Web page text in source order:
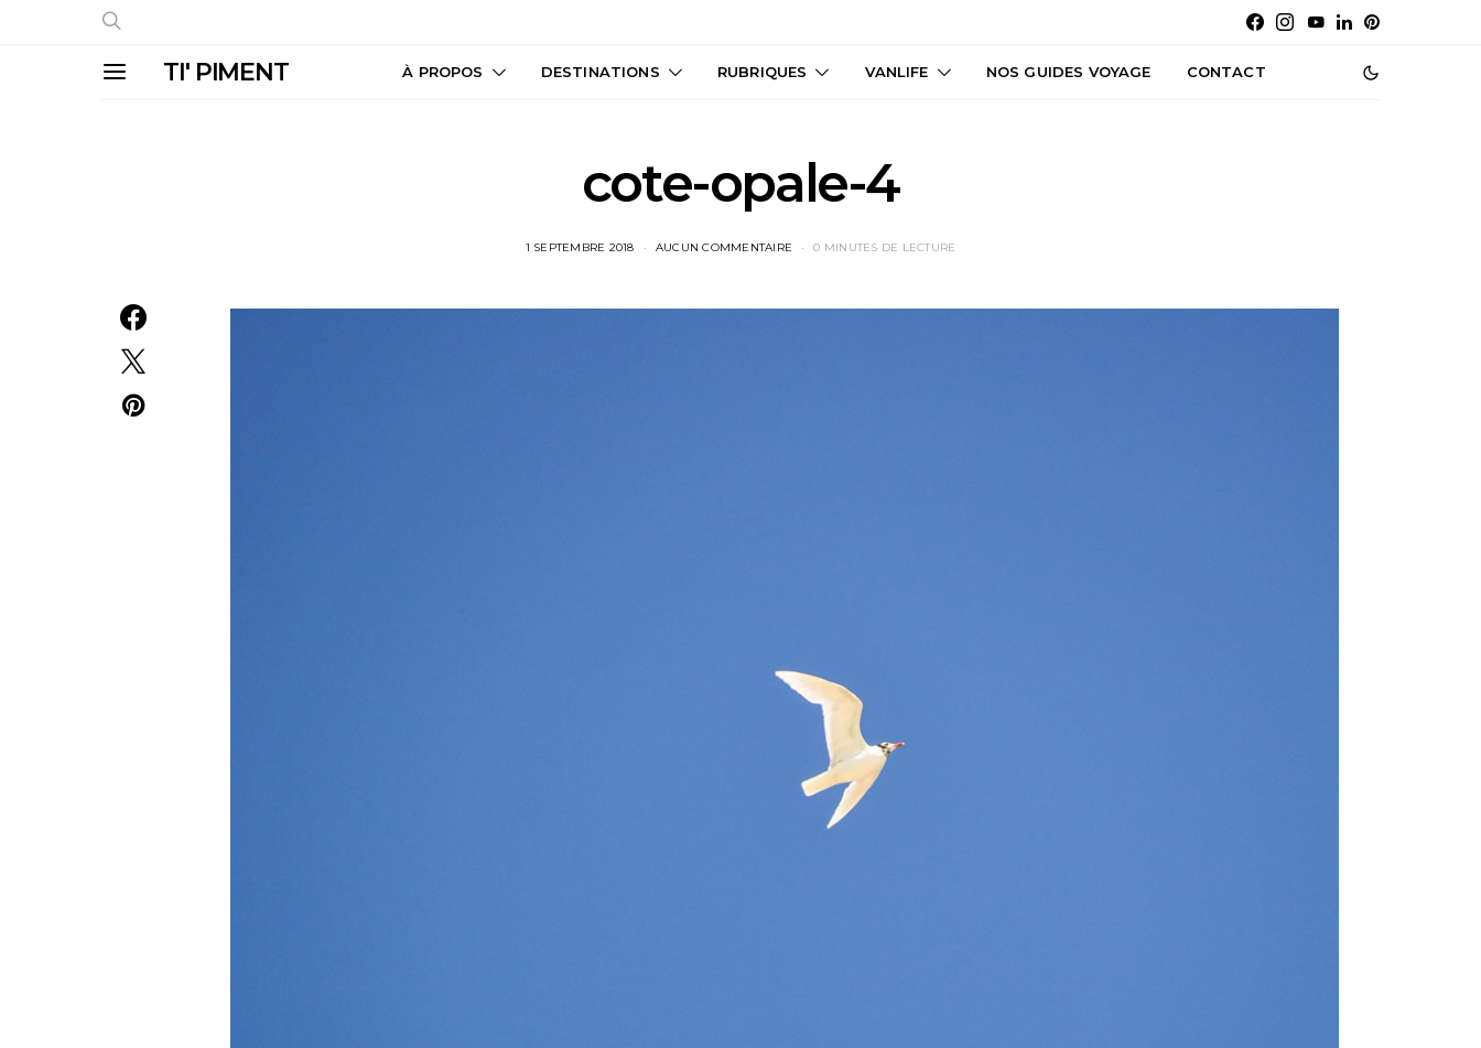
TI' PIMENT À PROPOS DESTINATIONS RUBRIQUES VANLIFE NOS GUIDES VOYAGE CONTACT
cote-opale-4
1 SEPTEMBRE 2018 AUCUN COMMENTAIRE 0 MINUTES DE LECTURE